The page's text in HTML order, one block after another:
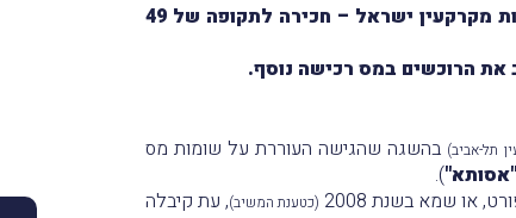
הוועדה קבעה, כי העברת הזכויות ללא תמורה מההורים לילדיהם כָּללה עסקה נוספת בין מקבלי המַתנה לבין רשות מקרקעין ישראל – חכירה לתקופה של 49
את הרוכשים במס רכישה נוסף.
תל-אביב) בהשגה שהגישה העוררת על שומות מס
"אסותא").
או שמא בשנת 2008 (כטענת המשיב), עת קיבלה